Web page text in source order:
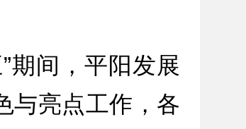
间，平阳发展
与亮点工作，各